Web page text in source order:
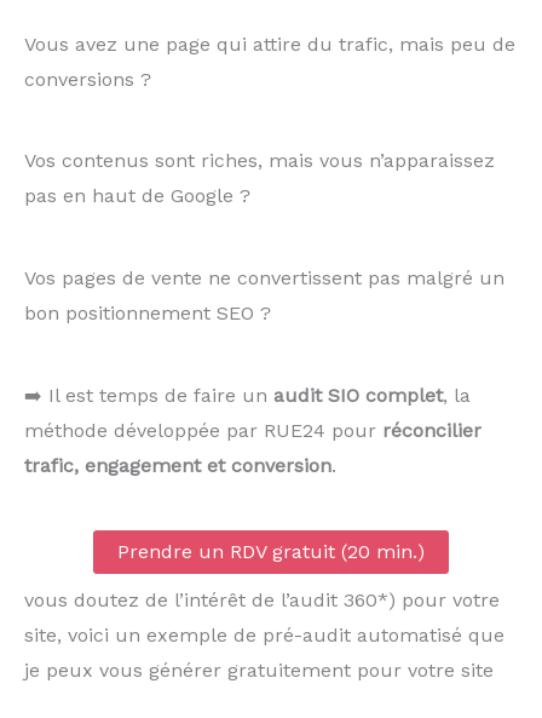
Vous avez une page qui attire du trafic, mais peu de
conversions ?
Vos contenus sont riches, mais vous n’apparaissez
pas en haut de Google ?
Vos pages de vente ne convertissent pas malgré un
bon positionnement SEO ?
➡️ Il est temps de faire un audit SIO complet, la
méthode développée par RUE24 pour réconcilier
trafic, engagement et conversion.
Prendre un RDV gratuit (20 min.)
vous doutez de l’intérêt de l’audit 360*) pour votre
site, voici un exemple de pré-audit automatisé que
je peux vous générer gratuitement pour votre site